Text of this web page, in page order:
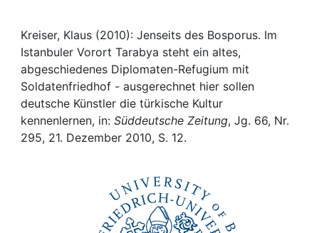
Kreiser, Klaus (2010): Jenseits des Bosporus. Im
Istanbuler Vorort Tarabya steht ein altes,
abgeschiedenes Diplomaten-Refugium mit
Soldatenfriedhof - ausgerechnet hier sollen
deutsche Künstler die türkische Kultur
kennenlernen, in: Süddeutsche Zeitung, Jg. 66, Nr.
295, 21. Dezember 2010, S. 12.